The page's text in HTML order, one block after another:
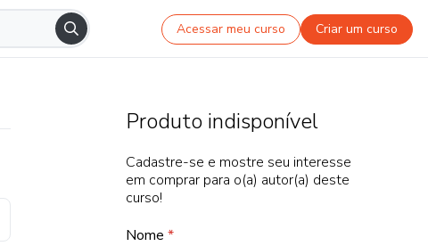
Acessar meu curso Criar um curso
Produto indisponível
Cadastre-se e mostre seu interesse
em comprar para o(a) autor(a) deste
curso!
Nome *